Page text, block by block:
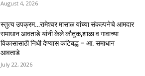
August 4, 2026
स्तुत्य उपक्रम…रामेश्वर मासाळ यांच्या संकल्पनेचे आमदार
समाधान आवताडे यांनी केले कौतुक,शाळा व गावाच्या
विकासासाठी निधी देण्यास कटिबद्ध – आ. समाधान
आवताडे
July 22, 2026